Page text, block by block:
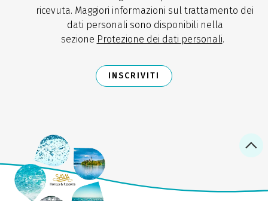
ricevuta. Maggiori informazioni sul trattamento dei
dati personali sono disponibili nella
sezione Protezione dei dati personali.
INSCRIVITI